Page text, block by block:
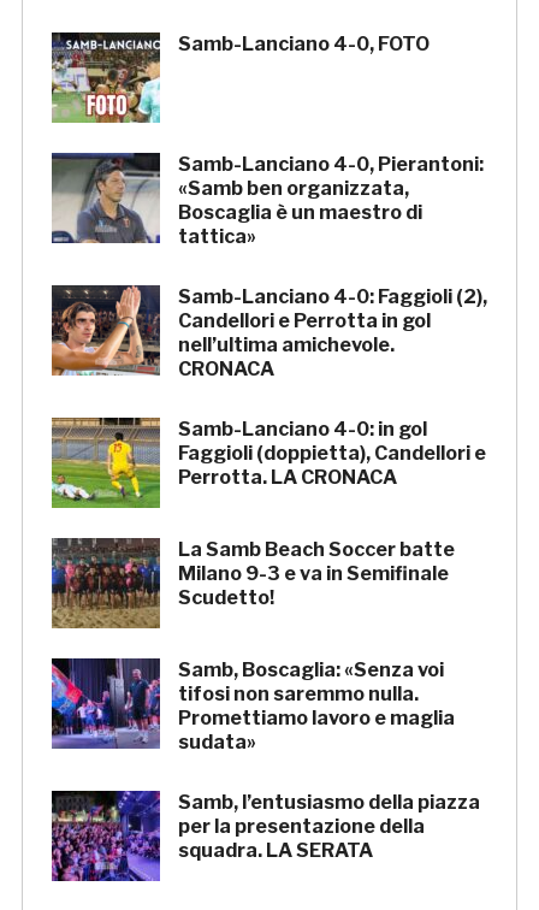
Samb-Lanciano 4-0, FOTO
Samb-Lanciano 4-0, Pierantoni:
«Samb ben organizzata,
Boscaglia è un maestro di
tattica»
Samb-Lanciano 4-0: Faggioli (2),
Candellori e Perrotta in gol
nell’ultima amichevole.
CRONACA
Samb-Lanciano 4-0: in gol
Faggioli (doppietta), Candellori e
Perrotta. LA CRONACA
La Samb Beach Soccer batte
Milano 9-3 e va in Semifinale
Scudetto!
Samb, Boscaglia: «Senza voi
tifosi non saremmo nulla.
Promettiamo lavoro e maglia
sudata»
Samb, l’entusiasmo della piazza
per la presentazione della
squadra. LA SERATA